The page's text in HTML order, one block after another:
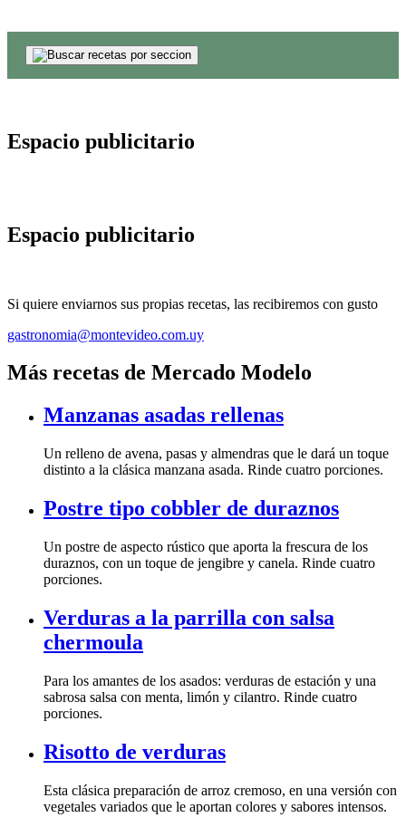
Espacio publicitario
Espacio publicitario
Si quiere enviarnos sus propias recetas, las recibiremos con gusto
gastronomia@montevideo.com.uy
Más recetas de Mercado Modelo
Manzanas asadas rellenas
Un relleno de avena, pasas y almendras que le dará un toque
distinto a la clásica manzana asada. Rinde cuatro porciones.
Postre tipo cobbler de duraznos
Un postre de aspecto rústico que aporta la frescura de los
duraznos, con un toque de jengibre y canela. Rinde cuatro
porciones.
Verduras a la parrilla con salsa
chermoula
Para los amantes de los asados: verduras de estación y una
sabrosa salsa con menta, limón y cilantro. Rinde cuatro
porciones.
Risotto de verduras
Esta clásica preparación de arroz cremoso, en una versión con
vegetales variados que le aportan colores y sabores intensos.